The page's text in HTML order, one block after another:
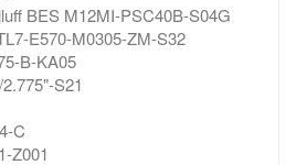
BES M12MI-PSC40B-S04G
E570-M0305-ZM-S32
B-KA05
S21
C
Z001